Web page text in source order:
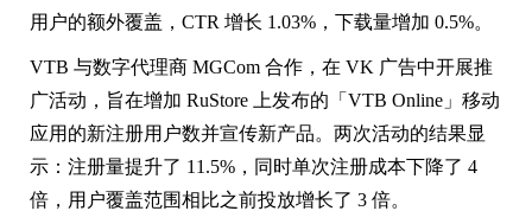
用户的额外覆盖，CTR 增长 1.03%，下载量增加 0.5%。
VTB 与数字代理商 MGCom 合作，在 VK 广告中开展推
广活动，旨在增加 RuStore 上发布的「VTB Online」移动
应用的新注册用户数并宣传新产品。两次活动的结果显
示：注册量提升了 11.5%，同时单次注册成本下降了 4
倍，用户覆盖范围相比之前投放增长了 3 倍。